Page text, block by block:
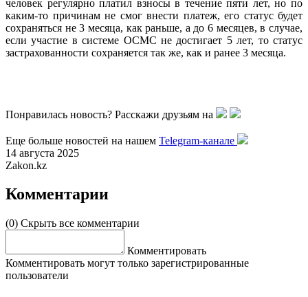
человек регулярно платил взносы в течение пяти лет, но по
каким-то причинам не смог внести платеж, его статус будет
сохраняться не 3 месяца, как раньше, а до 6 месяцев, в случае,
если участие в системе ОСМС не достигает 5 лет, то статус
застрахованности сохраняется так же, как и ранее 3 месяца.
Понравилась новость? Расскажи друзьям на
Еще больше новостей на нашем Telegram-канале
14 августа 2025
Zakon.kz
Комментарии
(0) Скрыть все комментарии
Комментировать
Комментировать могут только зарегистрированные
пользователи